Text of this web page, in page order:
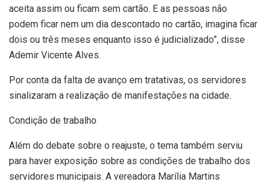
aceita assim ou ficam sem cartão. E as pessoas não
podem ficar nem um dia descontado no cartão, imagina ficar
dois ou três meses enquanto isso é judicializado”, disse
Ademir Vicente Alves.
Por conta da falta de avanço em tratativas, os servidores
sinalizaram a realização de manifestações na cidade.
Condição de trabalho
Além do debate sobre o reajuste, o tema também serviu
para haver exposição sobre as condições de trabalho dos
servidores municipais. A vereadora Marília Martins